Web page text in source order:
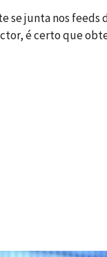
se junta nos
é certo que